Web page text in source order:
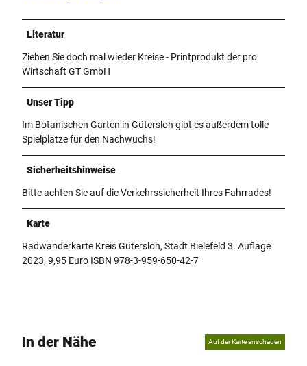
Literatur
Ziehen Sie doch mal wieder Kreise - Printprodukt der pro
Wirtschaft GT GmbH
Unser Tipp
Im Botanischen Garten in Gütersloh gibt es außerdem tolle
Spielplätze für den Nachwuchs!
Sicherheitshinweise
Bitte achten Sie auf die Verkehrssicherheit Ihres Fahrrades!
Karte
Radwanderkarte Kreis Gütersloh, Stadt Bielefeld 3. Auflage
2023, 9,95 Euro ISBN 978-3-959-650-42-7
In der Nähe Auf der Karte anschauen